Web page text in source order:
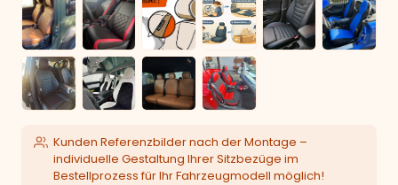
Kunden Referenzbilder nach der Montage –
individuelle Gestaltung Ihrer Sitzbezüge im
Bestellprozess für Ihr Fahrzeugmodell möglich!